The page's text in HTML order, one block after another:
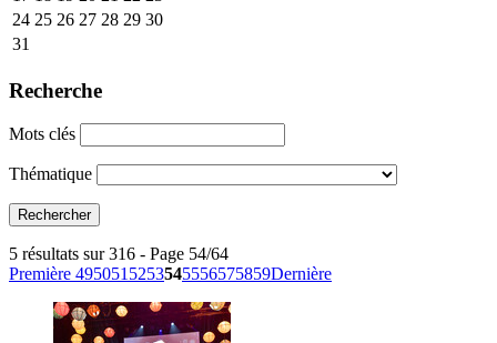
24 25 26 27 28 29 30
31
Recherche
Mots clés
Thématique
5 résultats sur 316 - Page 54/64
Première 495051 5253545556575859Dernière